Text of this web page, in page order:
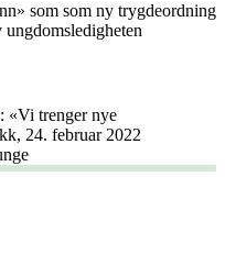
som som ny trygdeordning
«Vi trenger nye
24. februar 2022